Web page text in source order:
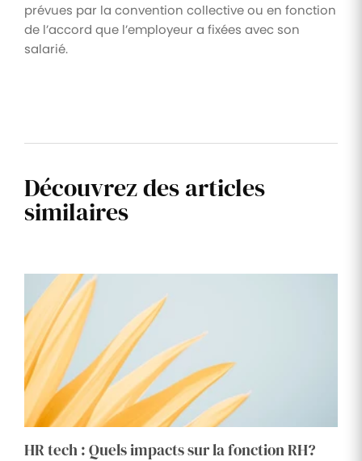
prévues par la convention collective ou en fonction
de l’accord que l’employeur a fixées avec son
salarié.
Découvrez des articles
similaires
HR tech : Quels impacts sur la fonction RH?